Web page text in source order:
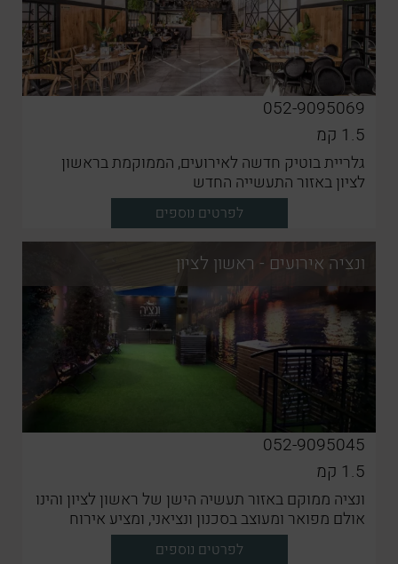
052-9095069
1.5 קמ
גלריית בוטיק חדשה לאירועים, הממוקמת בראשון
לציון באזור התעשייה החדש
לפרטים נוספים
ונציה אירועים - ראשון לציון
052-9095045
1.5 קמ
ונציה ממוקם באזור תעשיה הישן של ראשון לציון והינו
אולם מפואר ומעוצב בסכנון ונציאני, ומציע אירוח
מושלם לאירועים פרטיים קטנים
לפרטים נוספים